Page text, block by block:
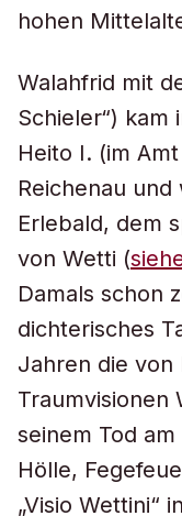
hohen
Walahfrid mit
Schieler“)
Heito I. (im
Reichenau
Erlebald, dem
von Wetti (
Damals schon
dichterisches
Jahren die von
Traumvisionen
seinem Tod
Hölle,
„Visio Wettini“